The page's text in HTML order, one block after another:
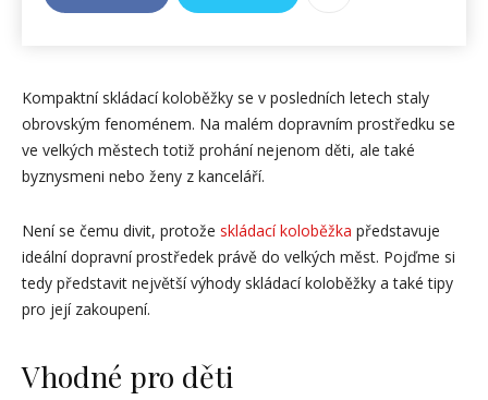
Kompaktní skládací koloběžky se v posledních letech staly
obrovským fenoménem. Na malém dopravním prostředku se
ve velkých městech totiž prohání nejenom děti, ale také
byznysmeni nebo ženy z kanceláří.
Není se čemu divit, protože skládací koloběžka představuje
ideální dopravní prostředek právě do velkých měst. Pojďme si
tedy představit největší výhody skládací koloběžky a také tipy
pro její zakoupení.
Vhodné pro děti